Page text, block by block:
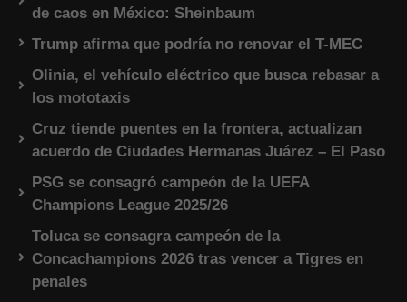
de caos en México: Sheinbaum
Trump afirma que podría no renovar el T-MEC
Olinia, el vehículo eléctrico que busca rebasar a
los mototaxis
Cruz tiende puentes en la frontera, actualizan
acuerdo de Ciudades Hermanas Juárez – El Paso
PSG se consagró campeón de la UEFA
Champions League 2025/26
Toluca se consagra campeón de la
Concachampions 2026 tras vencer a Tigres en
penales